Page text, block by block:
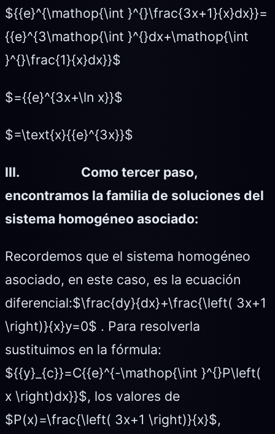
${{e}^{\mathop{\int }^{}\frac{3x+1}{x}dx}}=
{{e}^{3\mathop{\int }^{}dx+\mathop{\int
}^{}\frac{1}{x}dx}}$
$={{e}^{3x+\ln x}}$
$=\text{x}{{e}^{3x}}$
III. Como tercer paso,
encontramos la familia de soluciones del
sistema homogéneo asociado:
Recordemos que el sistema homogéneo
asociado, en este caso, es la ecuación
diferencial:$\frac{dy}{dx}+\frac{\left( 3x+1
\right)}{x}y=0$ . Para resolverla
sustituimos en la fórmula:
${{y}_{c}}=C{{e}^{-\mathop{\int }^{}P\left(
x \right)dx}}$, los valores de
$P(x)=\frac{\left( 3x+1 \right)}{x}$,